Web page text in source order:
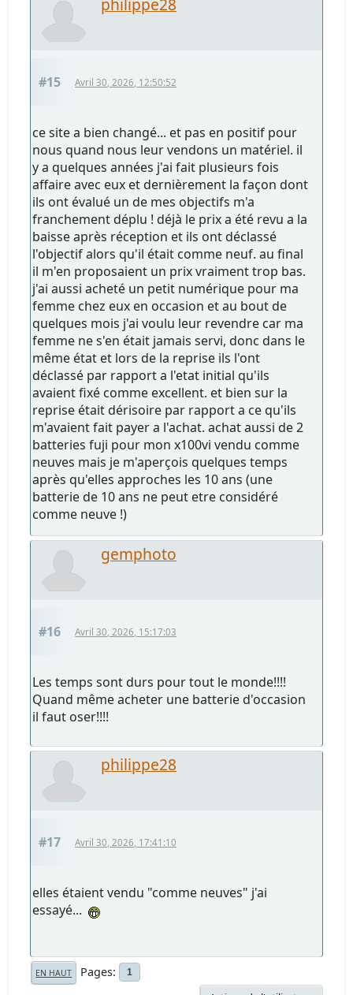
philippe28
#15 Avril 30, 2026, 12:50:52
ce site a bien changé... et pas en positif pour
nous quand nous leur vendons un matériel. il
y a quelques années j'ai fait plusieurs fois
affaire avec eux et dernièrement la façon dont
ils ont évalué un de mes objectifs m'a
franchement déplu ! déjà le prix a été revu a la
baisse après réception et ils ont déclassé
l'objectif alors qu'il était comme neuf. au final
il m'en proposaient un prix vraiment trop bas.
j'ai aussi acheté un petit numérique pour ma
femme chez eux en occasion et au bout de
quelques mois j'ai voulu leur revendre car ma
femme ne s'en était jamais servi, donc dans le
même état et lors de la reprise ils l'ont
déclassé par rapport a l'etat initial qu'ils
avaient fixé comme excellent. et bien sur la
reprise était dérisoire par rapport a ce qu'ils
m'avaient fait payer a l'achat. achat aussi de 2
batteries fuji pour mon x100vi vendu comme
neuves mais je m'aperçois quelques temps
après qu'elles approches les 10 ans (une
batterie de 10 ans ne peut etre considéré
comme neuve !)
gemphoto
#16 Avril 30, 2026, 15:17:03
Les temps sont durs pour tout le monde!!!!
Quand même acheter une batterie d'occasion
il faut oser!!!!
philippe28
#17 Avril 30, 2026, 17:41:10
elles étaient vendu "comme neuves" j'ai
essayé...
EN HAUT Pages 1